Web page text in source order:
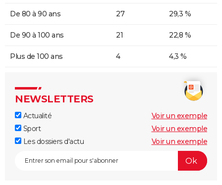
De 80 à 90 ans 27 29,3 %
De 90 à 100 ans 21 22,8 %
Plus de 100 ans 4 4,3 %
NEWSLETTERS
Actualité
Voir un exemple
Sport
Voir un exemple
Les dossiers d'actu
Voir un exemple